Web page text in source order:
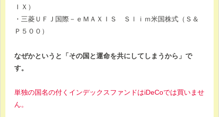
ＩＸ）
・三菱ＵＦＪ国際－ｅＭＡＸＩＳ Ｓｌｉｍ米国株式（Ｓ＆
Ｐ５００）
なぜかというと「その国と運命を共にしてしまうから」で
す。
単独の国名の付くインデックスファンドはiDeCoでは買いませ
ん。